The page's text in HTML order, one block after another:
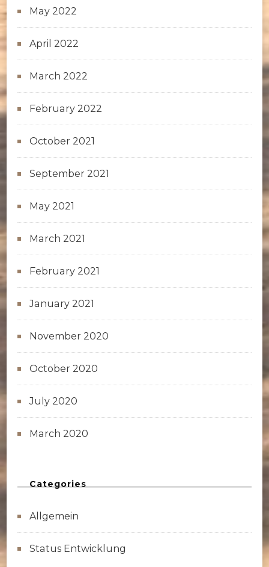
May 2022
April 2022
March 2022
February 2022
October 2021
September 2021
May 2021
March 2021
February 2021
January 2021
November 2020
October 2020
July 2020
March 2020
Categories
Allgemein
Status Entwicklung